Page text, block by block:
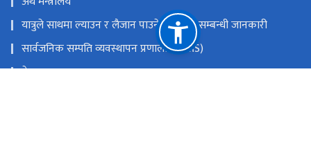
यात्रुले साथमा ल्याउन र लैजान पाउने मालवस्तु सम्बन्धी जानकारी
सार्वजनिक सम्पति व्यवस्थापन प्रणाली (PAMS)
नेपाल राजपत्र